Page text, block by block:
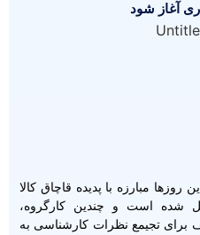
آغاز شود
مبارزه با پدیده قاچاق کالا
شده است و چندین کارگروه،
برای تجیمع نظرات کارشناسی به